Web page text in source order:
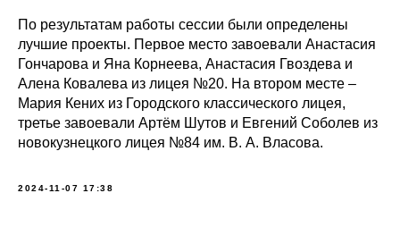
По результатам работы сессии были определены
лучшие проекты. Первое место завоевали Анастасия
Гончарова и Яна Корнеева, Анастасия Гвоздева и
Алена Ковалева из лицея №20. На втором месте –
Мария Кених из Городского классического лицея,
третье завоевали Артём Шутов и Евгений Соболев из
новокузнецкого лицея №84 им. В. А. Власова.
2024-11-07 17:38